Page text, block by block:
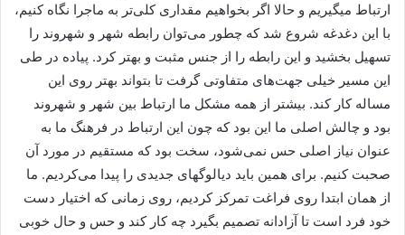
ارتباط میگیریم و حالا اگر بخواهیم مقداری کلی‌تر به ماجرا نگاه کنیم،
با این دغدغه شروع شد که چطور می‌توان رابطه شهر و شهروند را
تسهیل بخشید و این رابطه را از جنس مثبت و بهتر کرد. پیاده در طی
این مسیر خیلی جهت‌های متفاوتی گرفت تا بتواند بهتر روی این
مساله کار کند. بیشتر از همه مشکل ما ارتباط بین شهر و شهروند
بود و چالش اصلی ما این بود که چون این ارتباط در فرهنگ ما به
عنوان نیاز اصلی حس نمی‌شود، سخت بود که مستقیم در مورد آن
صحبت کنیم. برای همین باید دیالوگهای جدیدی را پیدا می‌کردیم. ما
از همان ابتدا روی فراغت تمرکز کردیم، روی زمانی که اختیار دست
خود فرد است تا آزادانه تصمیم بگیرد چه کار کند و حس و حال خوبی